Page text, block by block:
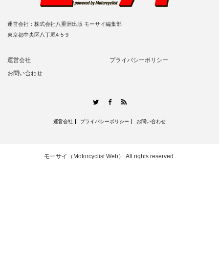
運営会社：株式会社八重洲出版 モーサイ編集部
東京都中央区八丁堀4-5-9
運営会社
プライバシーポリシー
お問い合わせ
TwitterFacebook
運営会社 プライバシーポリシー お問い合わせ
モーサイ（Motorcyclist Web） All rights reserved.